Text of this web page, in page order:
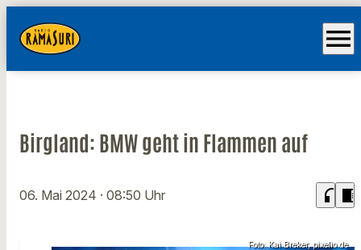
menu
Birgland: BMW geht in Flammen auf
06. Mai 2024 · 08:50 Uhr headphones chrome_reader_mode
Foto: Kai Breker, pixelio.de